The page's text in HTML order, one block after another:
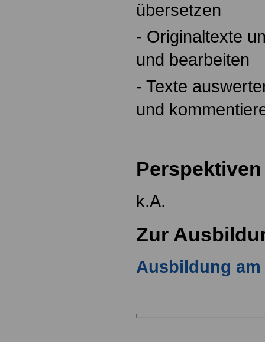
übersetzen
- Originaltexte
und bearbeiten
- Texte
und
Perspektiven
k.A.
Zur
Ausbildung am